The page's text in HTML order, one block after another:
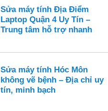
Sửa máy tính Địa Điểm
Laptop Quận 4 Uy Tín –
Trung tâm hỗ trợ nhanh
Sửa máy tính Hóc Môn
không vẽ bệnh – Địa chỉ uy
tín, minh bạch